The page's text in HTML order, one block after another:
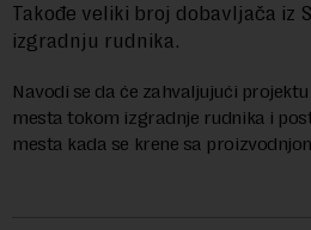
Takođe veliki broj dobavljača iz
izgradnju rudnika.
Navodi se da će zahvaljujući
mesta tokom izgradnje rudnika i
mesta kada se krene sa